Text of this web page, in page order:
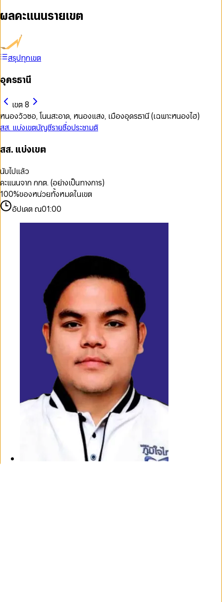
ผลคะแนนรายเขต
สรุปทุกเขต
อุดรธานี
เขต 8
หนองวัวซอ, โนนสะอาด, หนองแสง, เมืองอุดรธานี (เฉพาะหนองไฮ)
สส. แบ่งเขตบัญชีรายชื่อประชามติ
สส. แบ่งเขต
นับไปแล้ว
คะแนนจาก กกต. (อย่างเป็นทางการ)
100%ของหน่วยทั้งหมดในเขต
อัปเดต ณ01:00